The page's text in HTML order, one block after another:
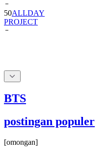
50ALLDAY
PROJECT
BTS
postingan populer
[omongan]